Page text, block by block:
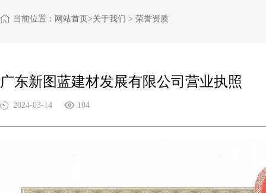
当前位置： 网站首页 >关于我们 > 荣誉资质
广东新图蓝建材发展有限公司营业执照
2024-03-14 104